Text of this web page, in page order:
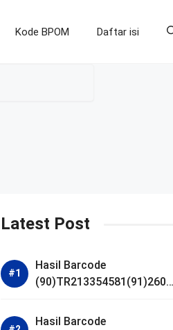
Kode BPOM Daftar isi
Latest Post
Hasil Barcode
(90)TR213354581(91)2607
Hasil Barcode